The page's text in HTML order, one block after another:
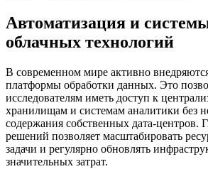
Автоматизация и
облачных технологий
В современном мире активно
платформы обработки данных. Это
исследователям иметь доступ к
хранилищам и системам аналитики без
содержания собственных дата-центров.
решений позволяет масштабировать
задачи и регулярно обновлять
значительных затрат.